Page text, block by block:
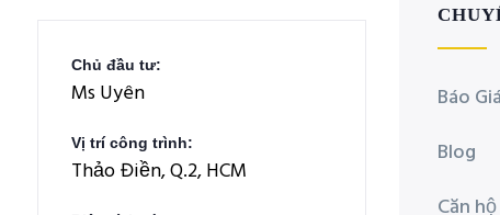
Chủ đầu tư:
Ms Uyên
Vị trí công trình:
Thảo Điền, Q.2, HCM
Báo
Blog
Căn hộ